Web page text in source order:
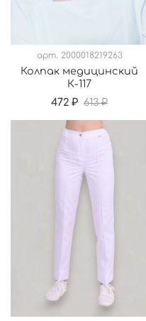
арт. 2000018219263
Колпак медицинский
К-117
472 ₽ 613 ₽